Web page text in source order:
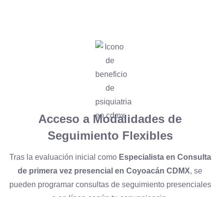
Acceso a Modalidades de
Seguimiento Flexibles
Tras la evaluación inicial como Especialista en Consulta
de primera vez presencial en Coyoacán CDMX, se
pueden programar consultas de seguimiento presenciales